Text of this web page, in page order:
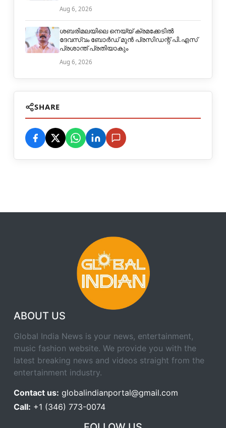
Aug 6, 2026
ശബരിമലയിലെ നെയ്യ് ക്രമക്കേടില്‍
ദേവസ്വം ബോര്‍ഡ് മുന്‍ പ്രസിഡന്റ് പി.എസ്
പ്രശാന്ത് പ്രതിയാകും
Aug 6, 2026
SHARE
ABOUT US
Global India News is your news, entertainment,
music fashion website. We provide you with the
latest breaking news and videos straight from the
entertainment industry.
Contact us: globalindianportal@gmail.com
Call: +1 (346) 773-0074